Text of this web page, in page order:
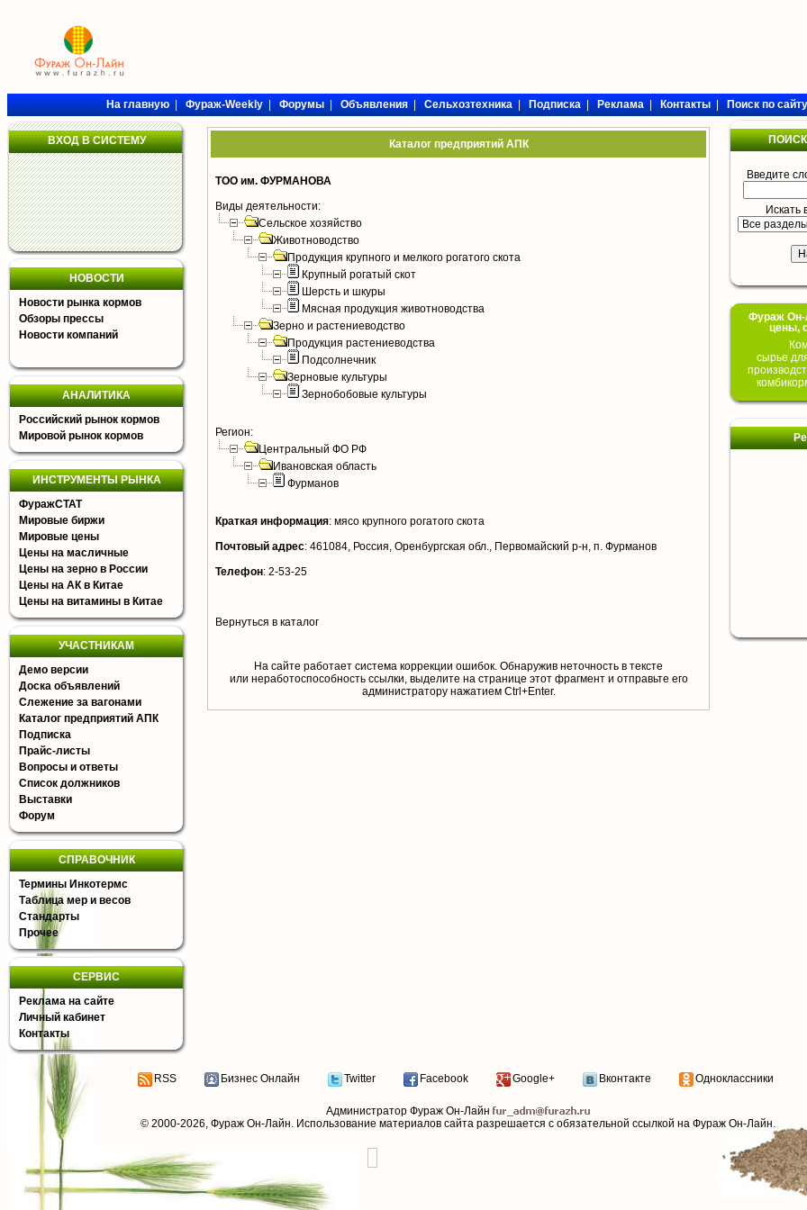
На главную|Фураж-Weekly|Форумы|Объявления|Сельхозтехника|Подписка|Реклама|Контакты|Поиск по сайту
ВХОД В СИСТЕМУ
НОВОСТИ
Новости рынка кормов
Обзоры прессы
Новости компаний
АНАЛИТИКА
Российский рынок кормов
Мировой рынок кормов
ИНСТРУМЕНТЫ РЫНКА
ФуражСТАТ
Мировые биржи
Мировые цены
Цены на масличные
Цены на зерно в России
Цены на АК в Китае
Цены на витамины в Китае
УЧАСТНИКАМ
Демо версии
Доска объявлений
Слежение за вагонами
Каталог предприятий АПК
Подписка
Прайс-листы
Вопросы и ответы
Список должников
Выставки
Форум
СПРАВОЧНИК
Термины Инкотермс
Таблица мер и весов
Стандарты
Прочее
СЕРВИС
Реклама на сайте
Личный кабинет
Контакты
Каталог предприятий АПК
ТОО им. ФУРМАНОВА
Виды деятельности:
Сельское хозяйство
Животноводство
Продукция крупного и мелкого рогатого скота
Крупный рогатый скот
Шерсть и шкуры
Мясная продукция животноводства
Зерно и растениеводство
Продукция растениеводства
Подсолнечник
Зерновые культуры
Зернобобовые культуры
Регион:
Центральный ФО РФ
Ивановская область
Фурманов
Краткая информация: мясо крупного рогатого скота
Почтовый адрес: 461084, Россия, Оренбургская обл., Первомайский р-н, п. Фурманов
Телефон: 2-53-25
Вернуться в каталог
На сайте работает система коррекции ошибок. Обнаружив неточность в тексте
или неработоспособность ссылки, выделите на странице этот фрагмент и отправьте его
aдминистратору нажатием Ctrl+Enter.
Введите
Искать
Фураж Он-
цены,
сырье
RSS Бизнес Онлайн Twitter Facebook Google+ Вконтакте Одноклассники
Администратор Фураж Он-Лайн
© 2000-2026, Фураж Он-Лайн. Использование материалов сайта разрешается с обязательной ссылкой на Фураж Он-Лайн.